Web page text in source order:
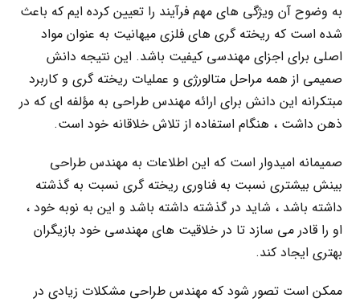
به وضوح آن ویژگی های مهم فرآیند را تعیین کرده ایم که باعث
شده است که ریخته گری های فلزی میهانیت به عنوان مواد
اصلی برای اجزای مهندسی کیفیت باشد. این نتیجه دانش
صمیمی از همه مراحل متالورژی و عملیات ریخته گری و کاربرد
مبتکرانه این دانش برای ارائه مهندس طراحی به مؤلفه ای که در
ذهن داشت ، هنگام استفاده از تلاش خلاقانه خود است.
صمیمانه امیدوار است که این اطلاعات به مهندس طراحی
بینش بیشتری نسبت به فناوری ریخته گری نسبت به گذشته
داشته باشد ، شاید در گذشته داشته باشد و این به نوبه خود ،
او را قادر می سازد تا در خلاقیت های مهندسی خود بازیگران
بهتری ایجاد کند.
ممکن است تصور شود که مهندس طراحی مشکلات زیادی در